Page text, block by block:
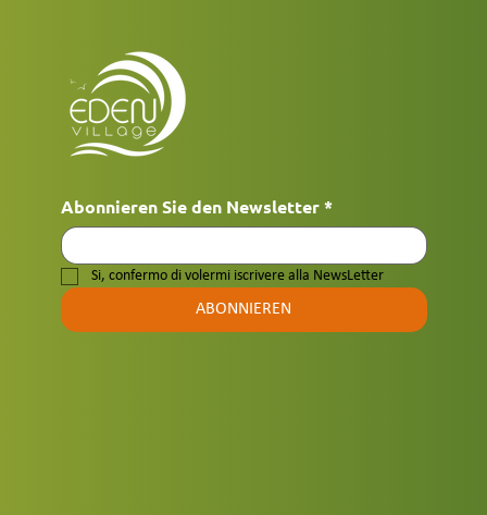
Abonnieren Sie den Newsletter*
Si, confermo di volermi iscrivere alla NewsLetter
ABONNIEREN